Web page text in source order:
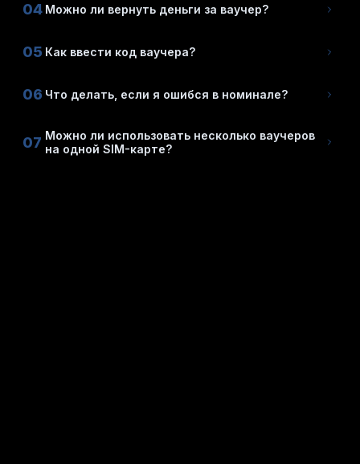
04 Можно ли вернуть деньги за ваучер?
05 Как ввести код ваучера?
06 Что делать, если я ошибся в номинале?
07 Можно ли использовать несколько ваучеров
на одной SIM-карте?